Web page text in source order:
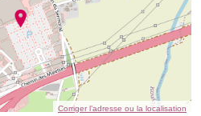
Corriger l’adresse ou la localisation